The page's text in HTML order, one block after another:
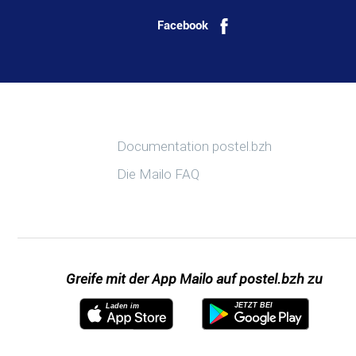
Facebook
Weitere Information
Documentation postel.bzh
Die Mailo FAQ
Greife mit der App Mailo auf postel.bzh zu
Laden im JETZT BEI